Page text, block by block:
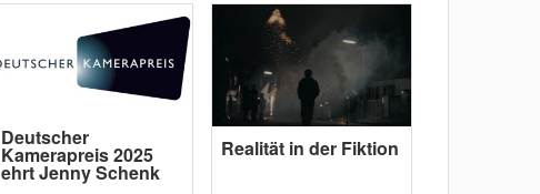
Deutscher
Kamerapreis 2025
ehrt Jenny Schenk
Realität in der Fiktion